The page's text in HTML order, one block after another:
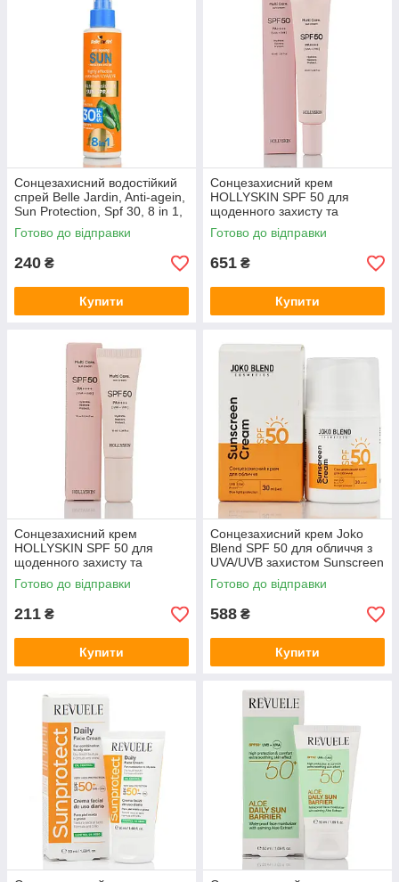
Сонцезахисний водостійкий
спрей Belle Jardin, Anti-agein,
Sun Protection, Spf 30, 8 in 1,
160ml
Готово до відправки
240 ₴
Купити
Сонцезахисний крем
HOLLYSKIN SPF 50 для
щоденного захисту та
зволоження Multi Care Sun
Cream SPF50 PA++++ 40 ml
Готово до відправки
651 ₴
Купити
Сонцезахисний крем
HOLLYSKIN SPF 50 для
щоденного захисту та
зволоження Multi Care. Sun
Cream SPF 50 PA++++ 10 мл
Готово до відправки
211 ₴
Купити
Сонцезахисний крем Joko
Blend SPF 50 для обличчя з
UVA/UVB захистом Sunscreen
Cream SPF 50 30 ml
Готово до відправки
588 ₴
Купити